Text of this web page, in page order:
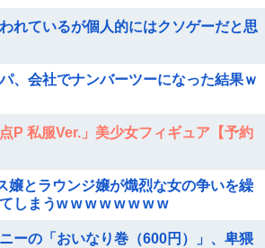
れているが個人的にはクソゲーだと思
、会社でナンバーツーになった結果ｗ
P 私服Ver.」美少女フィギュア【予約
嬢とラウンジ嬢が熾烈な女の争いを繰
しまうw w w w w w w w
ーの「おいなり巻（600円）」、卑猥